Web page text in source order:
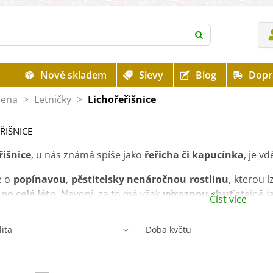
Nově skladem Slevy Blog
> Letničky > Lichořeřišnice
, u nás známá spíše jako řeřicha či kapucínka, je
o popínavou, pěstitelsky nenáročnou rostlinu, kterou
po celé léto . Nevoní, za to má všakvýraznou chuťstejně
ran.
Číst více
Doba květu